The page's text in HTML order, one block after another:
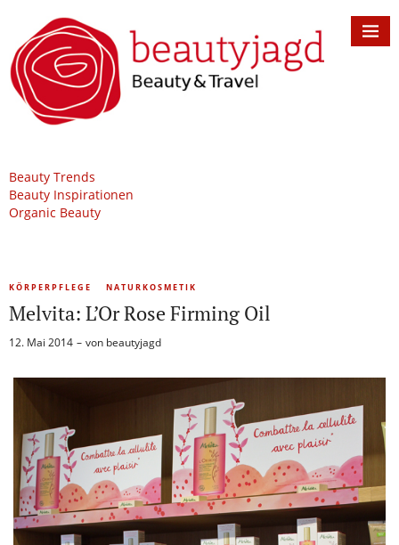
Beauty Trends
Beauty Inspirationen
Organic Beauty
KÖRPERPFLEGE NATURKOSMETIK
Melvita: L’Or Rose Firming Oil
12. Mai 2014 von beautyjagd